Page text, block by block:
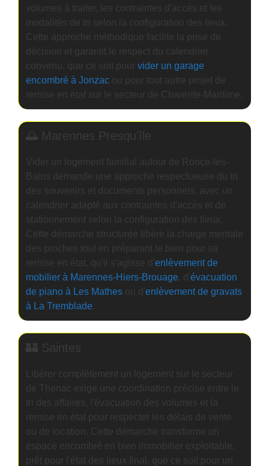
volumes à traiter, les contraintes d'accès et les
modalités de tri selon la configuration des lieux.
Cette approche méthodique facilite la prise de
décision et garantit le respect du calendrier
convenu, que ce soit pour vider un garage
encombré à Jonzacou pour tout autre projet de
remise en état sur le secteur de Charente-Maritime.
🌅 Marennes Presqu'île
Vider un logement familial autour de Ronce-les-
Bains demande une approche respectueuse du tri
des souvenirs et documents personnels, avec un
calendrier adapté aux contraintes d'accès et de
stationnement selon la configuration des lieux.
Cette démarche structurée libère la charge mentale
des proches tout en préparant le bien pour sa
remise en état, qu'il s'agisse d'enlèvement de
mobilier à Marennes-Hiers-Brouage, d'évacuation
de piano à Les Mathesou d'enlèvement de gravats
à La Tremblade.
🏰 Saintes
Libérer complètement un logement sur le secteur
de Thenac exige une coordination précise entre le
tri des affaires, l'évacuation des volumes et la
remise en état pour respecter les délais de vente
ou de location. Cette démarche transforme un
espace encombré en bien immobilier exploitable,
prêt pour l'état des lieux final, que ce soit pour un